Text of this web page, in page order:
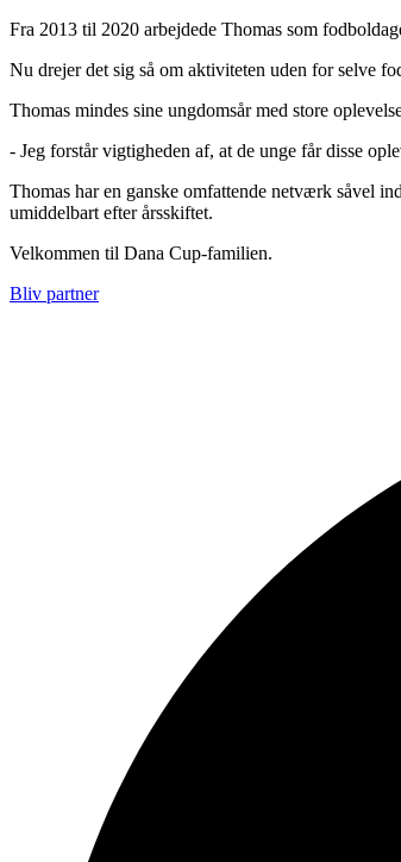
Fra 2013 til 2020 arbejdede Thomas som
Nu drejer det sig så om aktiviteten uden for selve
Thomas mindes sine ungdomsår med store
- Jeg forstår vigtigheden af, at de unge får disse
Thomas har en ganske omfattende netværk såvel
umiddelbart efter årsskiftet.
Velkommen til Dana Cup-familien.
Bliv partner